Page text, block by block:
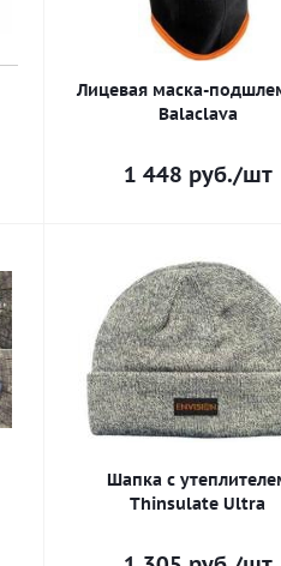
Лицевая маска-
Balaclava
1 448 руб./шт
Шапка с
Thinsulate Ultra